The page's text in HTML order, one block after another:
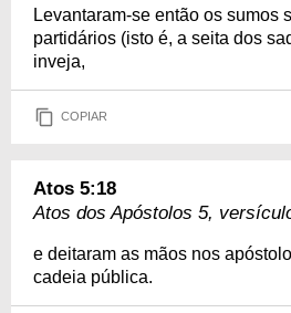
Levantaram-se então os sumos
partidários (isto é, a seita dos
inveja,
COPIAR
Atos 5:18
Atos dos Apóstolos 5,
e deitaram as mãos nos
cadeia pública.